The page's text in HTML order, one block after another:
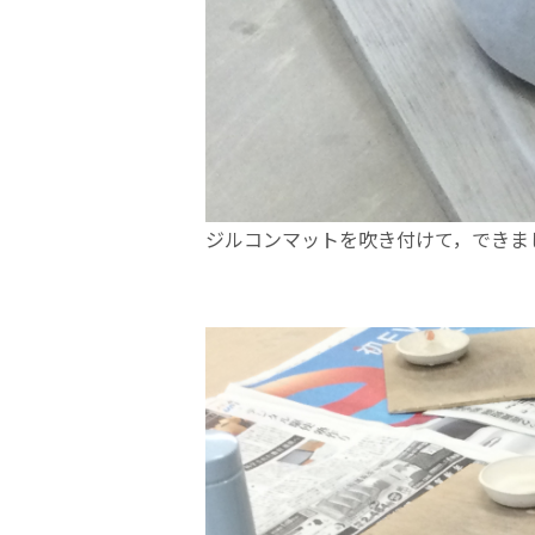
ジルコンマットを吹き付けて，できま